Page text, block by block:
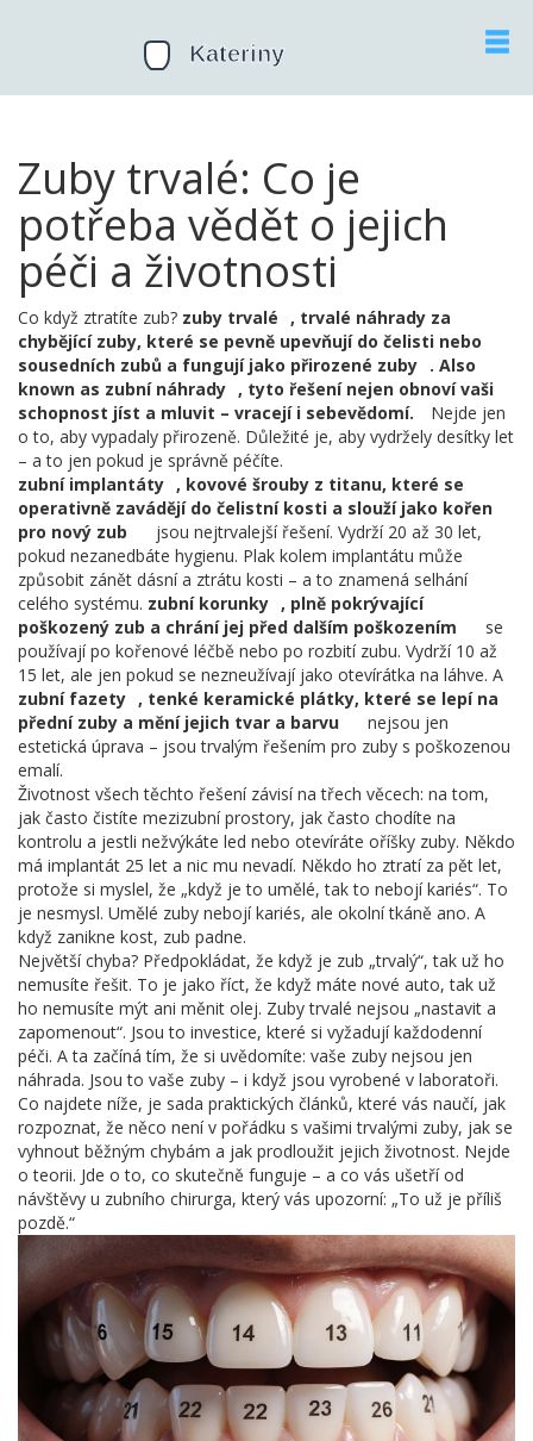
Zuby trvalé: Co je
potřeba vědět o jejich
péči a životnosti
Co když ztratíte zub? zuby trvalé , trvalé náhrady za
chybějící zuby, které se pevně upevňují do čelisti nebo
sousedních zubů a fungují jako přirozené zuby . Also
known as zubní náhrady , tyto řešení nejen obnoví vaši
schopnost jíst a mluvit – vracejí i sebevědomí.
Nejde jen
o to, aby vypadaly přirozeně. Důležité je, aby vydržely desítky let
– a to jen pokud je správně péčíte.
zubní implantáty , kovové šrouby z titanu, které se
operativně zavádějí do čelistní kosti a slouží jako kořen
pro nový zub
jsou nejtrvalejší řešení. Vydrží 20 až 30 let,
pokud nezanedbáte hygienu. Plak kolem implantátu může
způsobit zánět dásní a ztrátu kosti – a to znamená selhání
celého systému. zubní korunky , plně pokrývající
poškozený zub a chrání jej před dalším poškozením
se
používají po kořenové léčbě nebo po rozbití zubu. Vydrží 10 až
15 let, ale jen pokud se nezneužívají jako otevírátka na láhve. A
zubní fazety , tenké keramické plátky, které se lepí na
přední zuby a mění jejich tvar a barvu
nejsou jen
estetická úprava – jsou trvalým řešením pro zuby s poškozenou
emalí.
Životnost všech těchto řešení závisí na třech věcech: na tom,
jak často čistíte mezizubní prostory, jak často chodíte na
kontrolu a jestli nežvýkáte led nebo otevíráte oříšky zuby. Někdo
má implantát 25 let a nic mu nevadí. Někdo ho ztratí za pět let,
protože si myslel, že „když je to umělé, tak to nebojí kariés“. To
je nesmysl. Umělé zuby nebojí kariés, ale okolní tkáně ano. A
když zanikne kost, zub padne.
Největší chyba? Předpokládat, že když je zub „trvalý“, tak už ho
nemusíte řešit. To je jako říct, že když máte nové auto, tak už
ho nemusíte mýt ani měnit olej. Zuby trvalé nejsou „nastavit a
zapomenout“. Jsou to investice, které si vyžadují každodenní
péči. A ta začíná tím, že si uvědomíte: vaše zuby nejsou jen
náhrada. Jsou to vaše zuby – i když jsou vyrobené v laboratoři.
Co najdete níže, je sada praktických článků, které vás naučí, jak
rozpoznat, že něco není v pořádku s vašimi trvalými zuby, jak se
vyhnout běžným chybám a jak prodloužit jejich životnost. Nejde
o teorii. Jde o to, co skutečně funguje – a co vás ušetří od
návštěvy u zubního chirurga, který vás upozorní: „To už je příliš
pozdě.“